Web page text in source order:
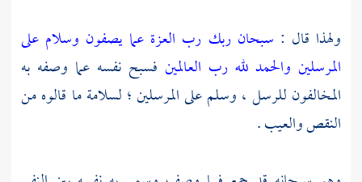
ولهذا قال : سبحان ربك رب العزة عما يصفون وسلام على
المرسلين والحمد لله رب العالمين فسبح نفسه عما وصفه به
المخالفون للرسل ، وسلم على المرسلين ؛ لسلامة ما قالوه من
النقص والعيب .